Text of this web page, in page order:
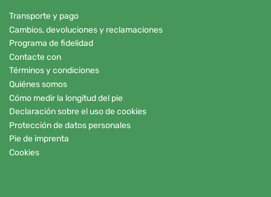
Transporte y pago
Cambios, devoluciones y reclamaciones
Programa de fidelidad
Contacte con
Términos y condiciones
Quiénes somos
Cómo medir la longitud del pie
Declaración sobre el uso de cookies
Protección de datos personales
Pie de imprenta
Cookies